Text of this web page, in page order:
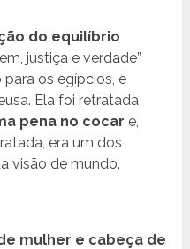
do equilíbrio
justiça e verdade”
os egípcios, e
Ela foi retratada
pena no cocar e,
era um dos
visão de mundo.
mulher e cabeça de